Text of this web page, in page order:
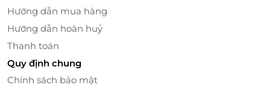
Hướng dẫn mua hàng
Hướng dẫn hoàn huỷ
Thanh toán
Quy định chung
Chính sách bảo mật